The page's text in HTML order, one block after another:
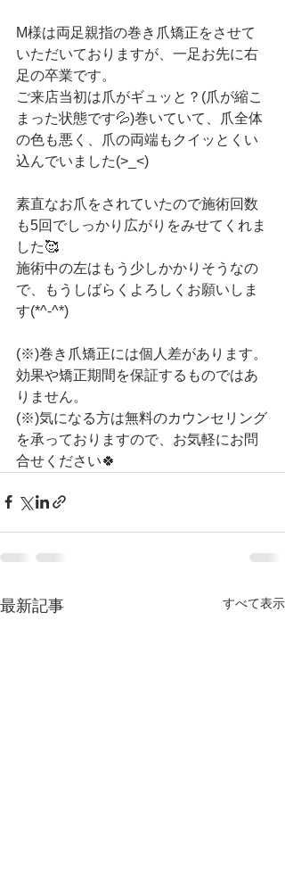
M様は両足親指の巻き爪矯正をさせて
いただいておりますが、一足お先に右
足の卒業です。
ご来店当初は爪がギュッと？(爪が縮こ
まった状態です💦)巻いていて、爪全体
の色も悪く、爪の両端もクイッとくい
込んでいました(>_<)
素直なお爪をされていたので施術回数
も5回でしっかり広がりをみせてくれま
した🥰
施術中の左はもう少しかかりそうなの
で、もうしばらくよろしくお願いしま
す(*^-^*)
(※)巻き爪矯正には個人差があります。
効果や矯正期間を保証するものではあ
りません。
(※)気になる方は無料のカウンセリング
を承っておりますので、お気軽にお問
合せください🍀
最新記事 すべて表示